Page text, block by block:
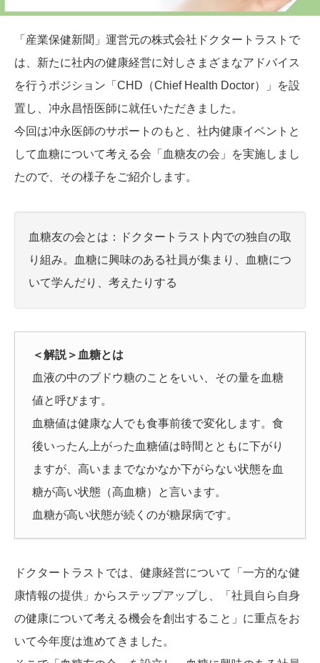
「産業保健新聞」運営元の株式会社ドクタートラストで
は、新たに社内の健康経営に対しさまざまなアドバイス
を行うポジション「CHD（Chief Health Doctor）」を設
置し、冲永昌悟医師に就任いただきました。
今回は冲永医師のサポートのもと、社内健康イベントと
して血糖について考える会「血糖友の会」を実施しまし
たので、その様子をご紹介します。
血糖友の会とは：ドクタートラスト内での独自の取
り組み。血糖に興味のある社員が集まり、血糖につ
いて学んだり、考えたりする
＜解説＞血糖とは
血液の中のブドウ糖のことをいい、その量を血糖
値と呼びます。
血糖値は健康な人でも食事前後で変化します。食
後いったん上がった血糖値は時間とともに下がり
ますが、高いままでなかなか下がらない状態を血
糖が高い状態（高血糖）と言います。
血糖が高い状態が続くのが糖尿病です。
ドクタートラストでは、健康経営について「一方的な健
康情報の提供」からステップアップし、「社員自ら自身
の健康について考える機会を創出すること」に重点をお
いて今年度は進めてきました。